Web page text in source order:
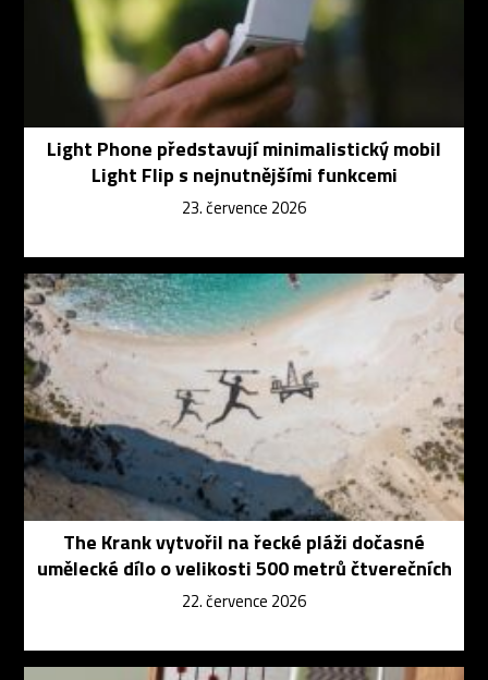
Light Phone představují minimalistický mobil
Light Flip s nejnutnějšími funkcemi
23. července 2026
The Krank vytvořil na řecké pláži dočasné
umělecké dílo o velikosti 500 metrů čtverečních
22. července 2026